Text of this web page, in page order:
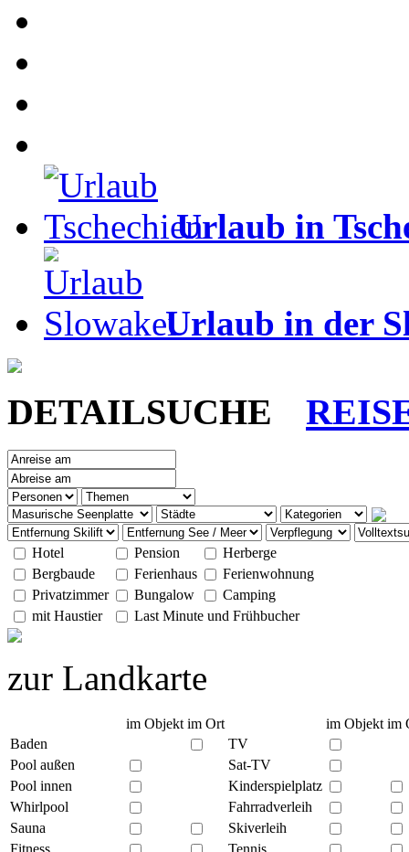
Urlaub in
Urlaub in der
DETAILSUCHE
Hotel Pension
Herberge
Bergbaude
Ferienhaus
Ferienwohnung
Privatzimmer
Bungalow
Camping
mit Haustier
Last Minute und Frühbucher
zur Landkarte
im Objekt im Ort im Objekt im
Baden
TV
Pool außen
Sat-TV
Pool innen
Kinderspielplatz
Whirlpool
Fahrradverleih
Sauna
Skiverleih